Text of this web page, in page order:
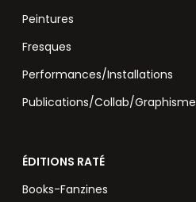
Peintures
Fresques
Performances/Installations
Publications/Collab/Graphisme
ÉDITIONS RATÉ
Books-Fanzines